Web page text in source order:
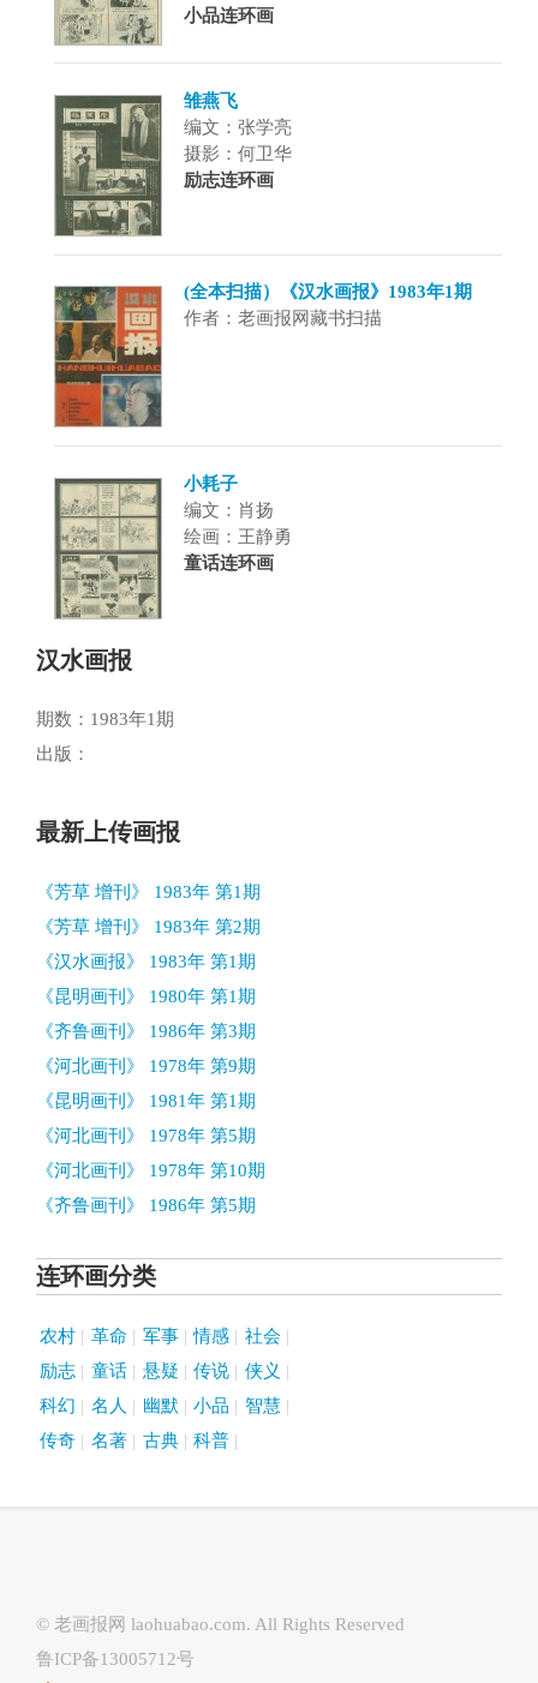
小品连环画
雏燕飞
编文：张学亮
摄影：何卫华
励志连环画
(全本扫描）《汉水画报》1983年1期
作者：老画报网藏书扫描
小耗子
编文：肖扬
绘画：王静勇
童话连环画
汉水画报
期数：1983年1期
出版：
最新上传画报
《芳草 增刊》 1983年 第1期
《芳草 增刊》 1983年 第2期
《汉水画报》 1983年 第1期
《昆明画刊》 1980年 第1期
《齐鲁画刊》 1986年 第3期
《河北画刊》 1978年 第9期
《昆明画刊》 1981年 第1期
《河北画刊》 1978年 第5期
《河北画刊》 1978年 第10期
《齐鲁画刊》 1986年 第5期
连环画分类
农村 革命 军事 情感
社会
励志
童话 悬疑 传说
侠义
科幻
名人 幽默 小品
智慧
传奇
名著 古典 科普
© 老画报网 laohuabao.com. All Rights Reserved
鲁ICP备13005712号